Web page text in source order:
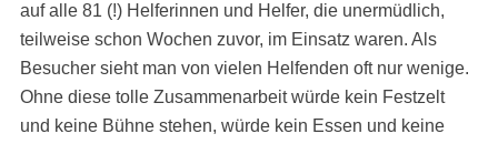
auf alle 81 (!) Helferinnen und Helfer, die unermüdlich,
teilweise schon Wochen zuvor, im Einsatz waren. Als
Besucher sieht man von vielen Helfenden oft nur wenige.
Ohne diese tolle Zusammenarbeit würde kein Festzelt
und keine Bühne stehen, würde kein Essen und keine